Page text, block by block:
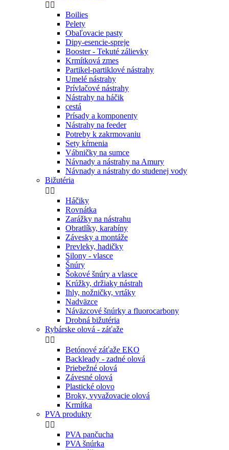
 
Boilies
Pelety
Obaľovacie pasty
Dipy-esencie-spreje
Booster - Tekuté zálievky
Krmítková zmes
Partikel-partiklové nástrahy
Umelé nástrahy
Prívlačové nástrahy
Nástrahy na háčik
cestá
Prísady a komponenty
Nástrahy na feeder
Potreby k zakrmovaniu
Sety kŕmenia
Vábničky na sumce
Návnady a nástrahy na Amury
Návnady a nástrahy do studenej vody
Bižutéria
 
Háčiky
Rovnátka
Zarážky na nástrahu
Obratlíky, karabíny
Závesky a montáže
Prevleky, hadičky
Silony - vlasce
Šnúry
Šokové šnúry a vlasce
Krúžky, držiaky nástrah
Ihly, nožničky, vrtáky
Nadväzce
Náväzcové šnúrky a fluorocarbony
Drobná bižutéria
Rybárske olová - záťaže
 
Betónové záťaže EKO
Backleady - zadné olová
Priebežné olová
Závesné olová
Plastické olovo
Broky, vyvažovacie olová
Krmítka
PVA produkty
 
PVA pančucha
PVA šnúrka